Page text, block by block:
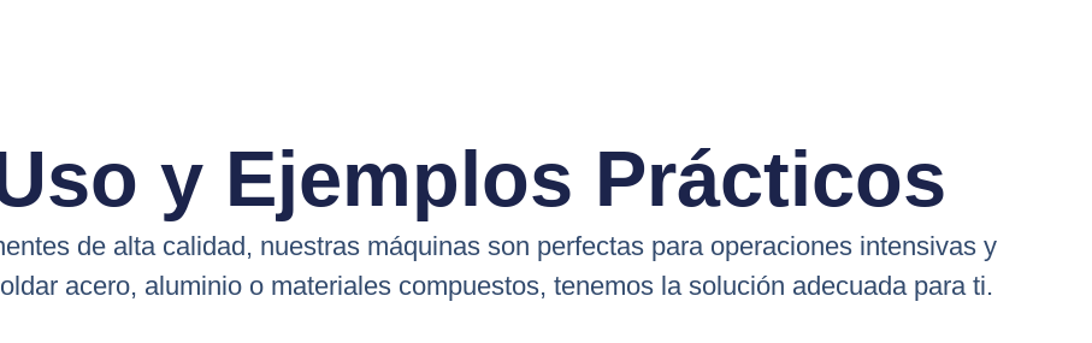
y Ejemplos Prácticos
de alta calidad, nuestras máquinas son perfectas para operaciones intensivas y
acero, aluminio o materiales compuestos, tenemos la solución adecuada para ti.